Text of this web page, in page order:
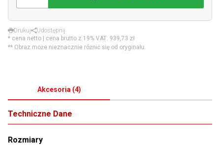
Drukuj
Udostępnij
* cena netto | cena brutto z 19% VAT: 939,73 zł
** Obraz może nieznacznie różnić się od oryginału.
Akcesoria (4)
Techniczne Dane
Rozmiary